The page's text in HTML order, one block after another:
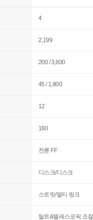
4
2,199
200 / 3,800
45 / 1,800
12
180
전륜 FF
디스크/디스크
스트릿/멀티 링크
틸트&텔레스코픽 조절